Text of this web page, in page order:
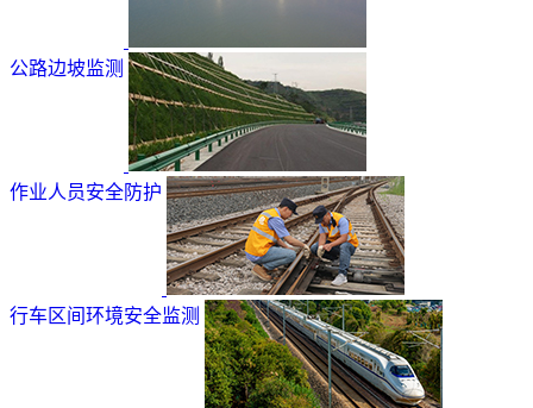
公路边坡监测
作业人员安全防护
行车区间环境安全监测